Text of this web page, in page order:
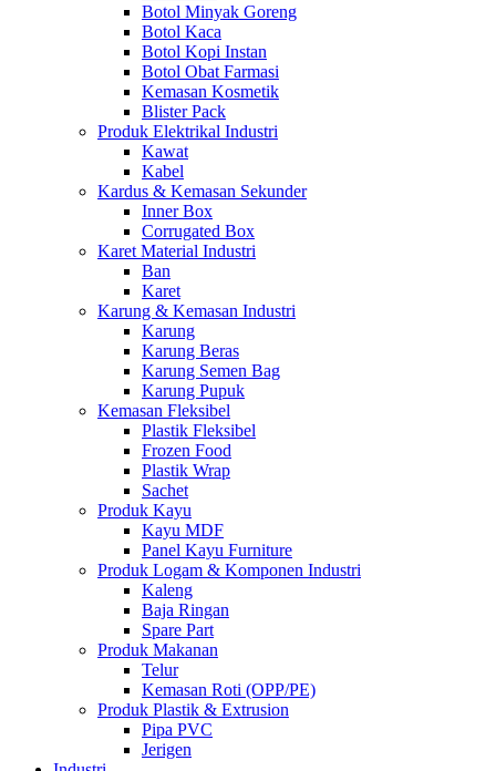
Botol Minyak Goreng
Botol Kaca
Botol Kopi Instan
Botol Obat Farmasi
Kemasan Kosmetik
Blister Pack
Produk Elektrikal Industri
Kawat
Kabel
Kardus & Kemasan Sekunder
Inner Box
Corrugated Box
Karet Material Industri
Ban
Karet
Karung & Kemasan Industri
Karung
Karung Beras
Karung Semen Bag
Karung Pupuk
Kemasan Fleksibel
Plastik Fleksibel
Frozen Food
Plastik Wrap
Sachet
Produk Kayu
Kayu MDF
Panel Kayu Furniture
Produk Logam & Komponen Industri
Kaleng
Baja Ringan
Spare Part
Produk Makanan
Telur
Kemasan Roti (OPP/PE)
Produk Plastik & Extrusion
Pipa PVC
Jerigen